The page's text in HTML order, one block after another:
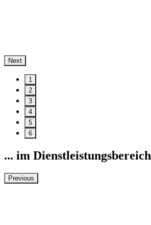
Next
1
2
3
4
5
6
... im Dienstleistungsbereich
Previous